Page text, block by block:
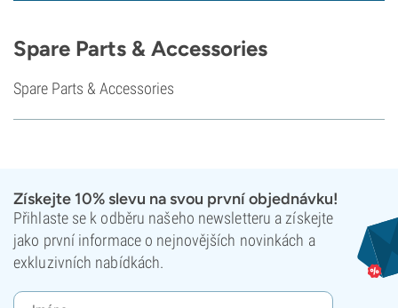
Spare Parts & Accessories
Spare Parts & Accessories
Získejte 10% slevu na svou první objednávku!
Přihlaste se k odběru našeho newsletteru a získejte
jako první informace o nejnovějších novinkách a
exkluzivních nabídkách.